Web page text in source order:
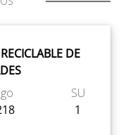
DE
SU
1